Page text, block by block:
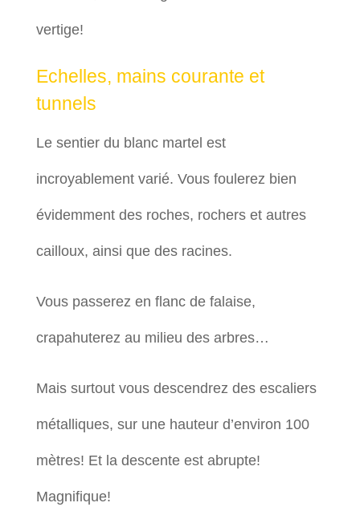
vertige!
Echelles, mains courante et
tunnels
Le sentier du blanc martel est
incroyablement varié. Vous foulerez bien
évidemment des roches, rochers et autres
cailloux, ainsi que des racines.
Vous passerez en flanc de falaise,
crapahuterez au milieu des arbres…
Mais surtout vous descendrez des escaliers
métalliques, sur une hauteur d’environ 100
mètres! Et la descente est abrupte!
Magnifique!